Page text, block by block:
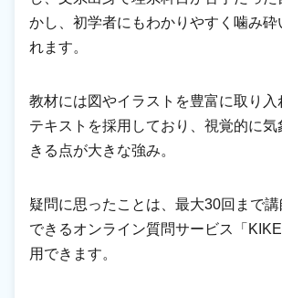
かし、初学者にもわかりやすく噛み砕
れます。
教材には図やイラストを豊富に取り入
テキストを採用しており、視覚的に
きる点が大きな強み。
疑問に思ったことは、最大30回まで
できるオンライン質問サービス「
用できます。